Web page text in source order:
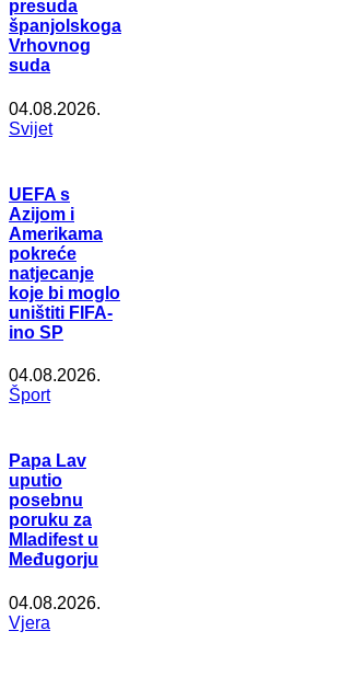
presuda
španjolskoga
Vrhovnog
suda
04.08.2026.
Svijet
UEFA s
Azijom i
Amerikama
pokreće
natjecanje
koje bi moglo
uništiti FIFA-
ino SP
04.08.2026.
Šport
Papa Lav
uputio
posebnu
poruku za
Mladifest u
Međugorju
04.08.2026.
Vjera